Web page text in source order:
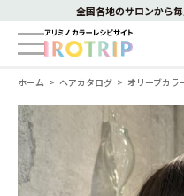
全国各地のサロンから
ホーム ヘアカタログ オリーブカラ